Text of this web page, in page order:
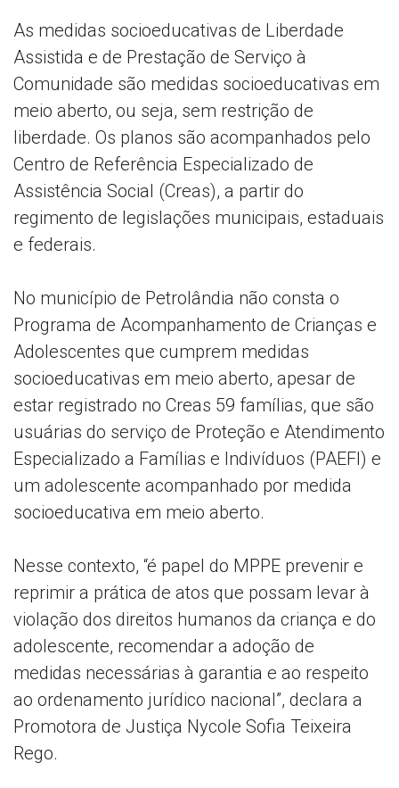
As medidas socioeducativas de Liberdade
Assistida e de Prestação de Serviço à
Comunidade são medidas socioeducativas em
meio aberto, ou seja, sem restrição de
liberdade. Os planos são acompanhados pelo
Centro de Referência Especializado de
Assistência Social (Creas), a partir do
regimento de legislações municipais, estaduais
e federais.
No município de Petrolândia não consta o
Programa de Acompanhamento de Crianças e
Adolescentes que cumprem medidas
socioeducativas em meio aberto, apesar de
estar registrado no Creas 59 famílias, que são
usuárias do serviço de Proteção e Atendimento
Especializado a Famílias e Indivíduos (PAEFI) e
um adolescente acompanhado por medida
socioeducativa em meio aberto.
Nesse contexto, “é papel do MPPE prevenir e
reprimir a prática de atos que possam levar à
violação dos direitos humanos da criança e do
adolescente, recomendar a adoção de
medidas necessárias à garantia e ao respeito
ao ordenamento jurídico nacional”, declara a
Promotora de Justiça Nycole Sofia Teixeira
Rego.